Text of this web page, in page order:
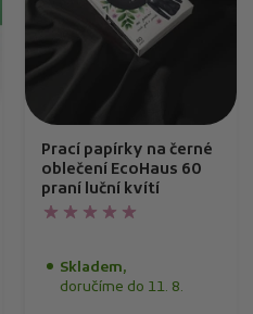
Prací papírky na černé
oblečení EcoHaus 60
praní luční kvítí
Skladem,
doručíme do 11. 8.